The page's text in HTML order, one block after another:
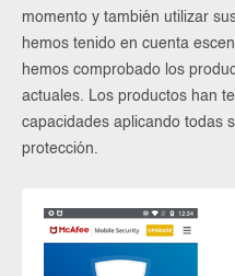
momento y también utilizar
hemos tenido en cuenta
hemos comprobado los
actuales. Los productos han
capacidades aplicando todas
protección.